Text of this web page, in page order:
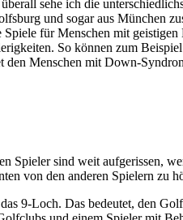
sehe ich die
und sogar aus München
für Menschen mit
So können zum
Menschen mit Down-
Spieler sind weit aufgerissen,
von den anderen Spielern zu
9-Loch. Das bedeutet, den